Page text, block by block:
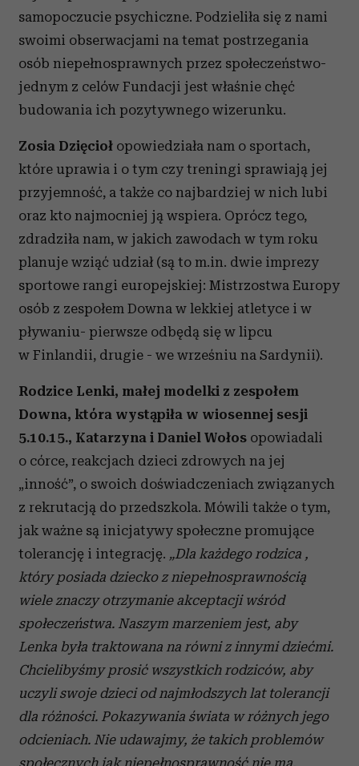
samopoczucie psychiczne. Podzieliła się z nami
swoimi obserwacjami na temat postrzegania
osób niepełnosprawnych przez społeczeństwo-
jednym z celów Fundacji jest właśnie chęć
budowania ich pozytywnego wizerunku.
Zosia Dzięcioł opowiedziała nam o sportach,
które uprawia i o tym czy treningi sprawiają jej
przyjemność, a także co najbardziej w nich lubi
oraz kto najmocniej ją wspiera. Oprócz tego,
zdradziła nam, w jakich zawodach w tym roku
planuje wziąć udział (są to m.in. dwie imprezy
sportowe rangi europejskiej: Mistrzostwa Europy
osób z zespołem Downa w lekkiej atletyce i w
pływaniu- pierwsze odbędą się w lipcu
w Finlandii, drugie - we wrześniu na Sardynii).
Rodzice Lenki, małej modelki z zespołem
Downa, która wystąpiła w wiosennej sesji
5.10.15., Katarzyna i Daniel Wołos opowiadali
o córce, reakcjach dzieci zdrowych na jej
„inność”, o swoich doświadczeniach związanych
z rekrutacją do przedszkola. Mówili także o tym,
jak ważne są inicjatywy społeczne promujące
tolerancję i integrację. „Dla każdego rodzica ,
który posiada dziecko z niepełnosprawnością
wiele znaczy otrzymanie akceptacji wśród
społeczeństwa. Naszym marzeniem jest, aby
Lenka była traktowana na równi z innymi dziećmi.
Chcielibyśmy prosić wszystkich rodziców, aby
uczyli swoje dzieci od najmłodszych lat tolerancji
dla różności. Pokazywania świata w różnych jego
odcieniach. Nie udawajmy, że takich problemów
społecznych jak niepełnosprawność nie ma.